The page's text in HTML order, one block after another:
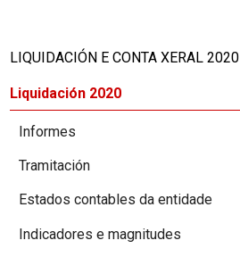
LIQUIDACIÓN E CONTA XERAL 2020
Liquidación 2020
Informes
Tramitación
Estados contables da entidade
Indicadores e magnitudes